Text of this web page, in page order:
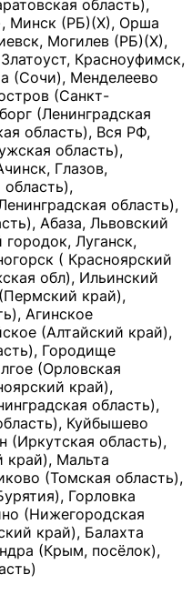
область),
Минск (РБ)(Х), Орша
Могилев (РБ)(Х),
Красноуфимск,
(Сочи), Менделеево
(Санкт-
(Ленинградская
область), Вся РФ,
область),
Глазов,
область),
Абаза, Львовский
Луганск,
( Красноярский
обл), Ильинский
край),
Агинское
(Алтайский край),
Городище
(Орловская
край),
область),
Куйбышево
(Иркутская область),
край), Мальта
(Томская область),
Горловка
(Нижегородская
край), Балахта
(Крым, посёлок),